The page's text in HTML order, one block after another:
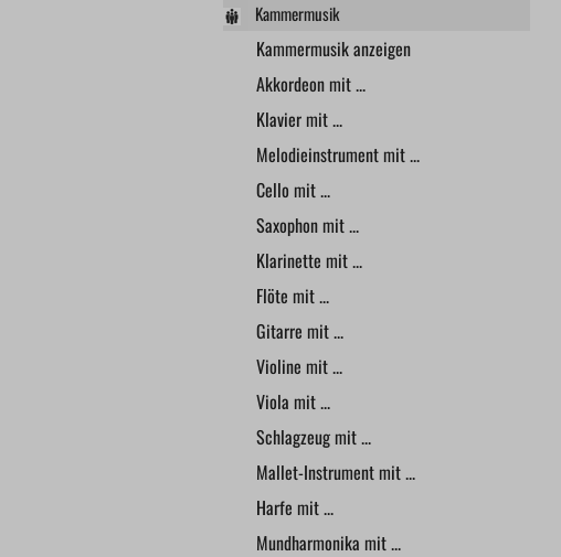
Kammermusik
Kammermusik anzeigen
Akkordeon mit ...
Klavier mit ...
Melodieinstrument mit ...
Cello mit ...
Saxophon mit ...
Klarinette mit ...
Flöte mit ...
Gitarre mit ...
Violine mit ...
Viola mit ...
Schlagzeug mit ...
Mallet-Instrument mit ...
Harfe mit ...
Mundharmonika mit ...